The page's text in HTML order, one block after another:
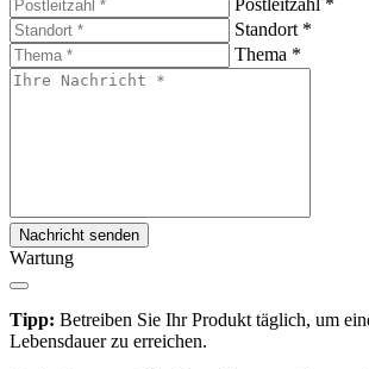
Standort *
Thema *
Nachricht senden
Wartung
Tipp: Betreiben Sie Ihr Produkt täglich, um
Lebensdauer zu erreichen.